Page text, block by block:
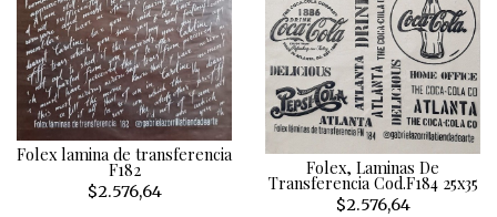
Folex lamina de transferencia
F182
$2.576,64
Folex, Laminas De
Transferencia Cod.F184 25x35
$2.576,64